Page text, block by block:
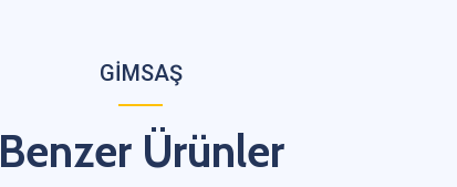
GİMSAŞ
Benzer Ürünler